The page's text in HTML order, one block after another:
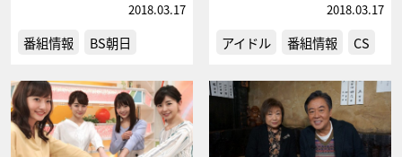
2018.03.17
番組情報 BS朝日
2018.03.17
アイドル 番組情報 CS